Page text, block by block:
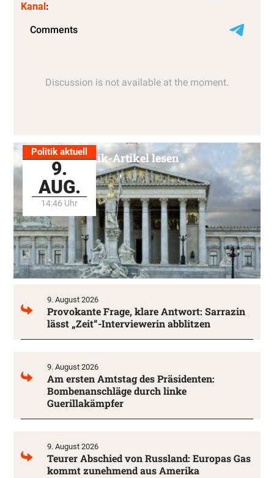
Kanal :
Politik aktuell
9.
AUG.
14:46 Uhr
Alle Politik-Artikel lesen
9. August 2026
Provokante Frage, klare Antwort: Sarrazin
lässt „Zeit“-Interviewerin abblitzen
9. August 2026
Am ersten Amtstag des Präsidenten:
Bombenanschläge durch linke
Guerillakämpfer
9. August 2026
Teurer Abschied von Russland: Europas Gas
kommt zunehmend aus Amerika